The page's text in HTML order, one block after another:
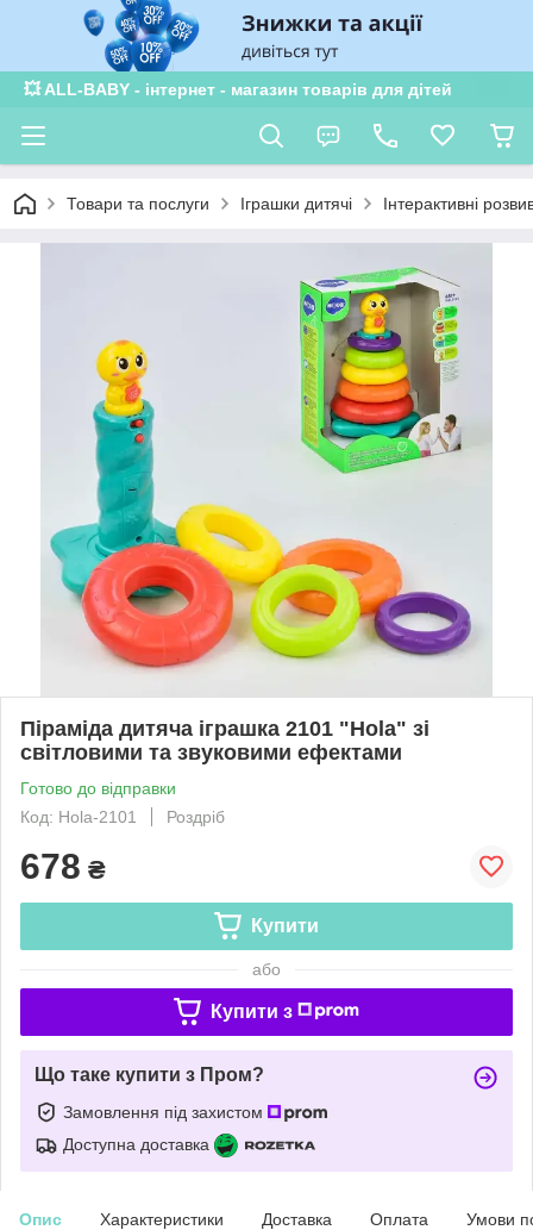
Subscribe to our
notifications!
To enable permission prompts, click
on the notification icon
💥 ALL-BABY - інтернет - магазин товарів для дітей
Товари та послуги Іграшки дитячі Інтерактивні
Піраміда дитяча іграшка 2101 "Hola" зі
світловими та звуковими ефектами
Готово до відправки
Код: Hola-2101
Роздріб
678 ₴
Купити
або
Купити з
Що таке купити з Пром?
Замовлення під захистом
Доступна доставка
Опис Характеристики Доставка Оплата Умови